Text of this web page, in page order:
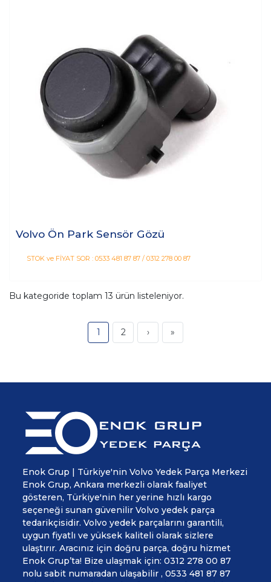
Volvo Ön Park Sensör Gözü
STOK ve FİYAT SOR : 0533 481 87 87 / 0312 278 00 87
Bu kategoride toplam 13 ürün listeleniyor.
1 2 › »
Enok Grup | Türkiye'nin Volvo Yedek Parça Merkezi
Enok Grup, Ankara merkezli olarak faaliyet
gösteren, Türkiye'nin her yerine hızlı kargo
seçeneği sunan güvenilir Volvo yedek parça
tedarikçisidir. Volvo yedek parçalarını garantili,
uygun fiyatlı ve yüksek kaliteli olarak sizlere
ulaştırır. Aracınız için doğru parça, doğru hizmet
Enok Grup’ta! Bize ulaşmak için: 0312 278 00 87
nolu sabit numaradan ulaşabilir , 0533 481 87 87